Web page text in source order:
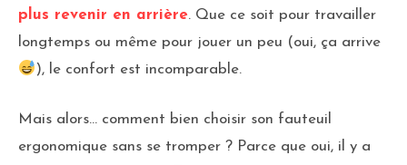
plus revenir en arrière. Que ce soit pour travailler
longtemps ou même pour jouer un peu (oui, ça arrive
), le confort est incomparable.
Mais alors… comment bien choisir son fauteuil
ergonomique sans se tromper ? Parce que oui, il y a